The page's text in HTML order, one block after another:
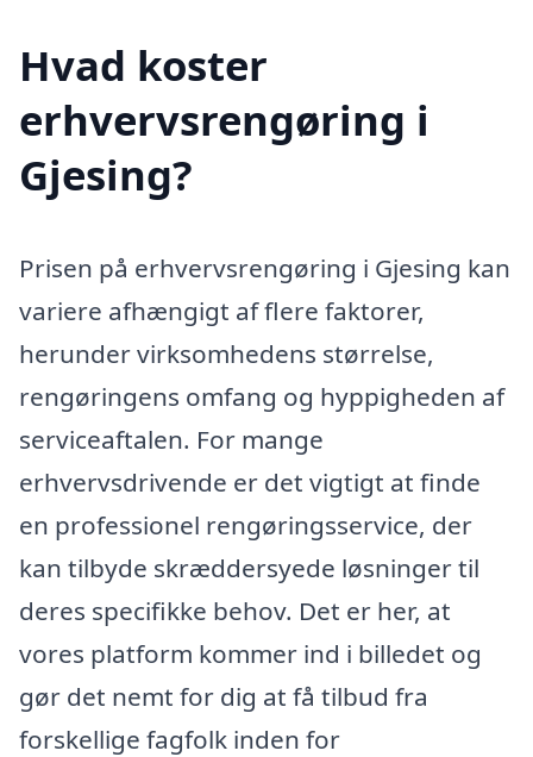
Hvad koster
erhvervsrengøring i
Gjesing?
Prisen på erhvervsrengøring i Gjesing kan
variere afhængigt af flere faktorer,
herunder virksomhedens størrelse,
rengøringens omfang og hyppigheden af
serviceaftalen. For mange
erhvervsdrivende er det vigtigt at finde
en professionel rengøringsservice, der
kan tilbyde skræddersyede løsninger til
deres specifikke behov. Det er her, at
vores platform kommer ind i billedet og
gør det nemt for dig at få tilbud fra
forskellige fagfolk inden for